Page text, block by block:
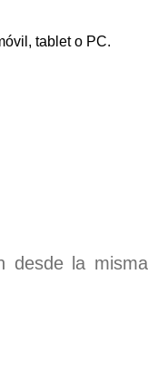
tablet o PC.
desde la misma